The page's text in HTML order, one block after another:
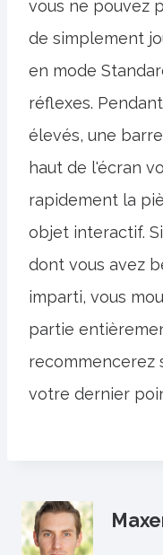
vous ne pouvez
de simplement
en mode
réflexes.
élevés, une
haut de l'écran
rapidement la
objet interactif.
dont vous avez
imparti, vous
partie
recommencerez
votre dernier